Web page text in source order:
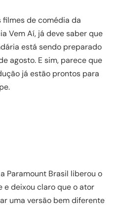
filmes de comédia da
Vem Aí, já deve saber que
está sendo preparado
agosto. E sim, parece que
já estão prontos para
Paramount Brasil liberou o
e deixou claro que o ator
uma versão bem diferente